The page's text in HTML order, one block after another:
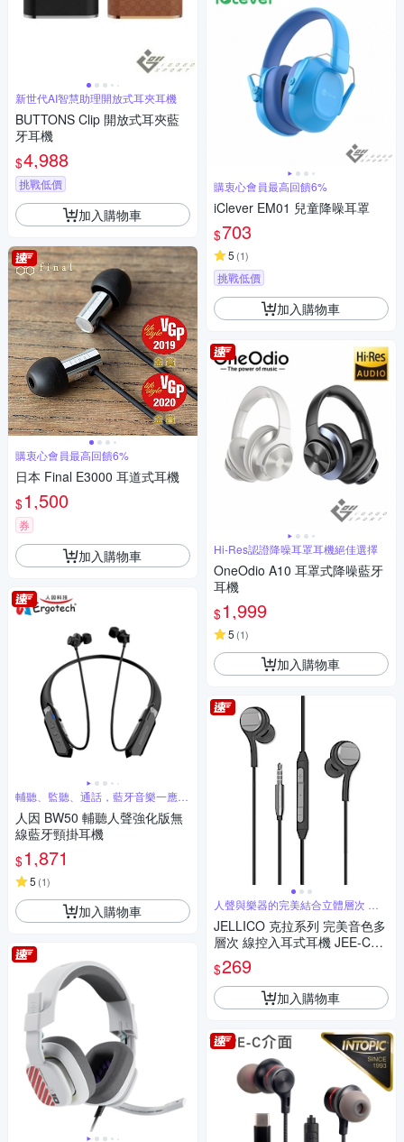
新世代AI智慧助理開放式耳夾耳機
BUTTONS Clip 開放式耳夾藍
牙耳機
$4,988
挑戰低價
加入購物車
購衷心會員最高回饋6%
日本 Final E3000 耳道式耳機
$1,500
券
加入購物車
輔聽、監聽、通話，藍牙音樂一應俱
全
人因 BW50 輔聽人聲強化版無
線藍牙頸掛耳機
$1,871
5 (1)
加入購物車
購衷心會員最高回饋6%
iClever EM01 兒童降噪耳罩
$703
5 (1)
挑戰低價
加入購物車
Hi-Res認證降噪耳罩耳機絕佳選擇
OneOdio A10 耳罩式降噪藍牙
耳機
$1,999
5 (1)
加入購物車
人聲與樂器的完美結合立體層次 優
美好音質
JELLICO 克拉系列 完美音色多
層次 線控入耳式耳機 JEE-CT1
$269
加入購物車